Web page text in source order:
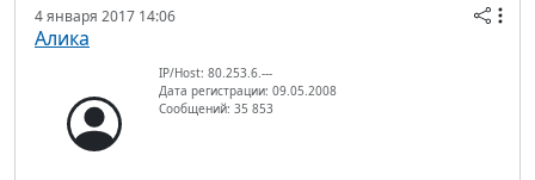
4 января 2017 14:06
Алика
IP/Host: 80.253.6.---
Дата регистрации: 09.05.2008
Сообщений: 35 853